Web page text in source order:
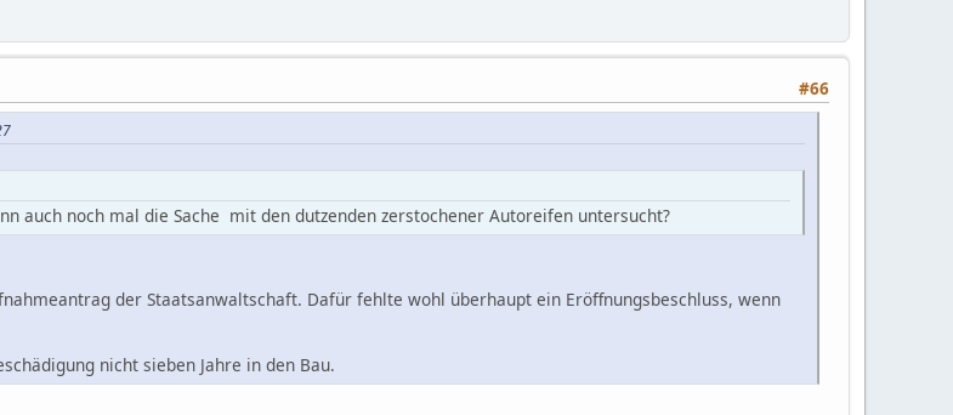
#66
auch noch mal die Sache mit den dutzenden zerstochener Autoreifen untersucht?
der Staatsanwaltschaft. Dafür fehlte wohl überhaupt ein Eröffnungsbeschluss, wenn
nicht sieben Jahre in den Bau.